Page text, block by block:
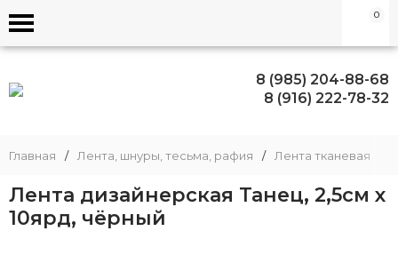
0
8 (985) 204-88-68
8 (916) 222-78-32
Главная / Лента, шнуры, тесьма, рафия / Лента тканевая
Лента дизайнерская Танец, 2,5см х
10ярд, чёрный